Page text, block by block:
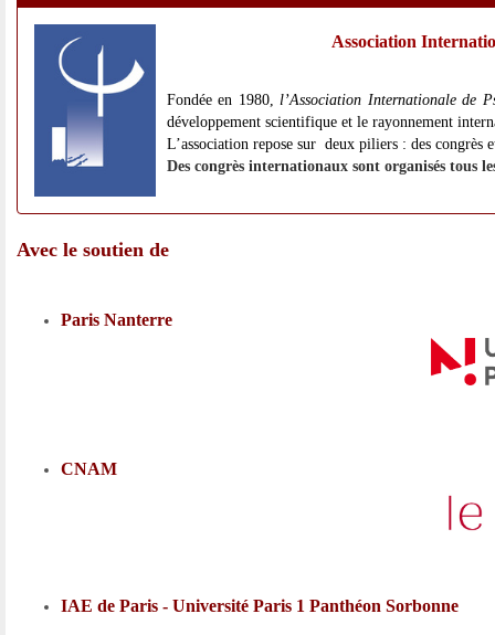
Association
Fondée en 1980,l’Association Internationale de
développement scientifique et le rayonnement
L’association repose sur deux piliers : des congrès
Des congrès internationaux sont organisés tous
Avec le soutien de
Paris Nanterre
CNAM
IAE de Paris - Université Paris 1 Panthéon Sorbonne